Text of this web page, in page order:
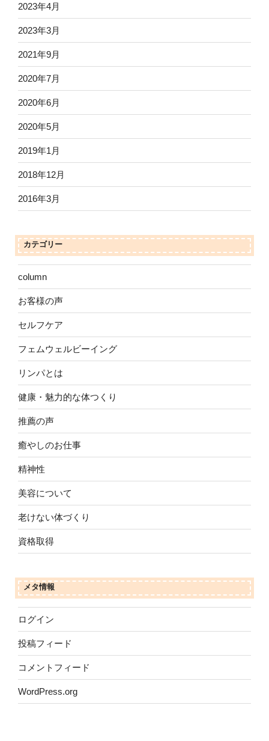
2023年4月
2023年3月
2021年9月
2020年7月
2020年6月
2020年5月
2019年1月
2018年12月
2016年3月
カテゴリー
column
お客様の声
セルフケア
フェムウェルビーイング
リンパとは
健康・魅力的な体つくり
推薦の声
癒やしのお仕事
精神性
美容について
老けない体づくり
資格取得
メタ情報
ログイン
投稿フィード
コメントフィード
WordPress.org